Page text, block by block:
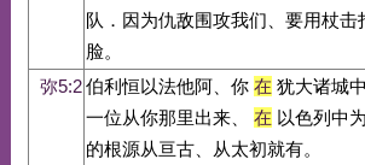
队．因为仇敌围攻我们、要用杖击
脸。
弥5:2伯利恒以法他阿、你 在 犹大诸城
一位从你那里出来、
在 以色列中
的根源从亘古、从太初就有。